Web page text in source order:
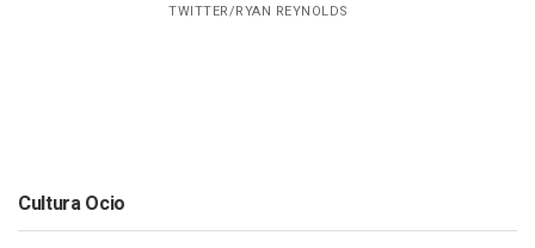
TWITTER/RYAN REYNOLDS
Cultura Ocio